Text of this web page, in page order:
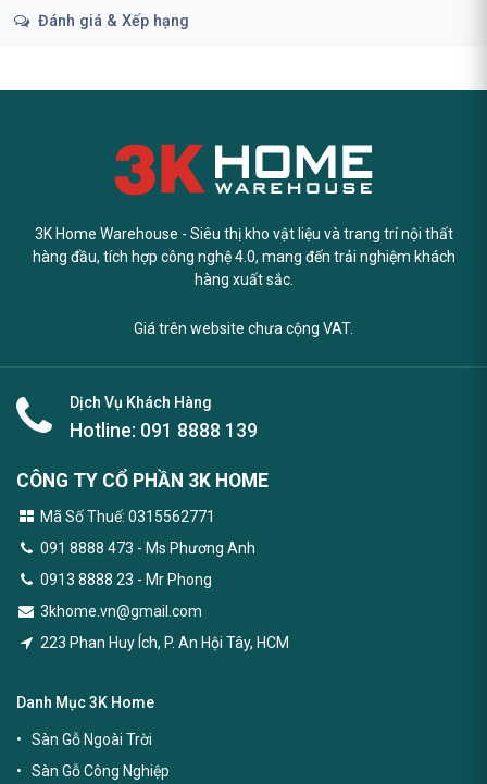
Đánh giá & Xếp hạng
3K Home Warehouse - Siêu thị kho vật liệu và trang trí nội thất
hàng đầu, tích hợp công nghệ 4.0, mang đến trải nghiệm khách
hàng xuất sắc.
Giá trên website chưa cộng VAT.
Dịch Vụ Khách Hàng
Hotline: 091 8888 139
CÔNG TY CỔ PHẦN 3K HOME
Mã Số Thuế: 0315562771
091 8888 473 - Ms Phương Anh
0913 8888 23 - Mr Phong
3khome.vn@gmail.com
223 Phan Huy Ích, P. An Hội Tây, HCM
Danh Mục 3K Home
Sàn Gỗ Ngoài Trời
Sàn Gỗ Công Nghiệp